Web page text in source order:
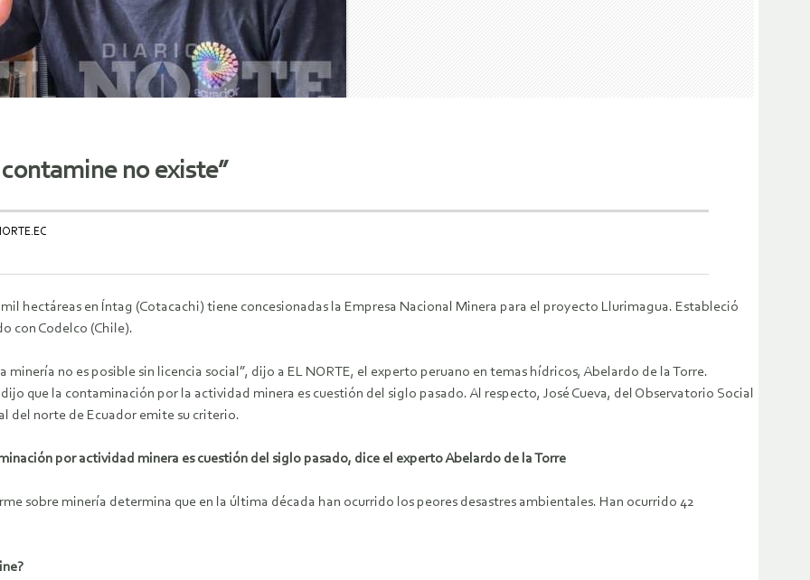
no existe”
mil hectáreas en Íntag (Cotacachi) tiene concesionadas la Empresa Nacional Minera para el proyecto Llurimagua. Estableció
con Codelco (Chile).
minería no es posible sin licencia social”, dijo a EL NORTE, el experto peruano en temas hídricos, Abelardo de la Torre.
que la contaminación por la actividad minera es cuestión del siglo pasado. Al respecto, José Cueva, del Observatorio Social
del norte de Ecuador emite su criterio.
por actividad minera es cuestión del siglo pasado, dice el experto Abelardo de la Torre
sobre minería determina que en la última década han ocurrido los peores desastres ambientales. Han ocurrido 42